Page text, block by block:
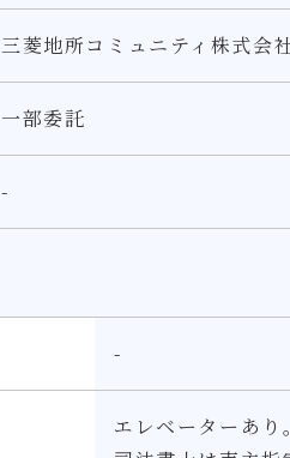
三菱地所コミュニティ株式会
一部委託
-
-
エレベーターあり。